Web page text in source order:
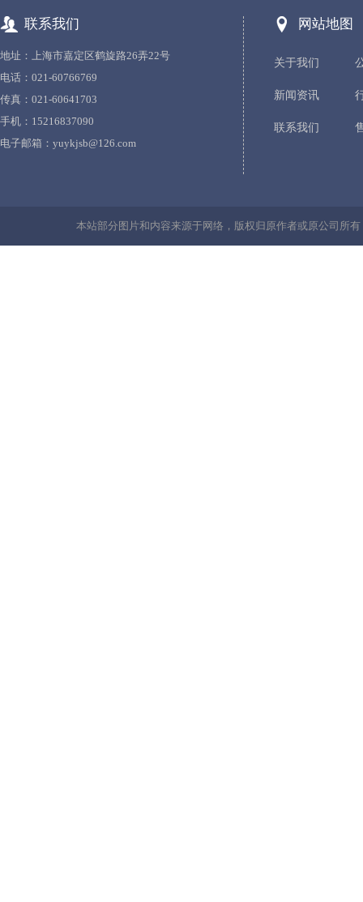
联系我们
地址：上海市嘉定区鹤旋路26弄22号
电话：021-60766769
传真：021-60641703
手机：15216837090
电子邮箱： yuykjsb@126.com
网站地图
关于我们
新闻资讯
联系我们
本站部分图片和内容来源于网络，版权归原作者或原公司所